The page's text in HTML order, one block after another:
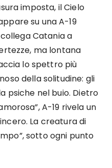
imposta, il Cielo
su una A-19
Catania a
ma lontana
lo spettro più
della solitudine: gli
psiche nel buio. Dietro
A-19 rivela un
La creatura di
sotto ogni punto